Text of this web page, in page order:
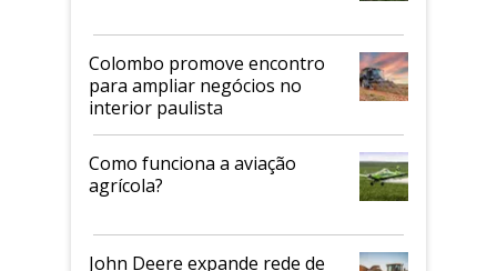
Colombo promove encontro
para ampliar negócios no
interior paulista
Como funciona a aviação
agrícola?
John Deere expande rede de